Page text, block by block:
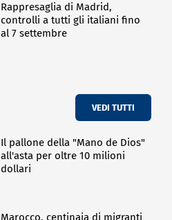
Rappresaglia di Madrid,
controlli a tutti gli italiani fino
al 7 settembre
VEDI TUTTI
Il pallone della "Mano de Dios"
all'asta per oltre 10 milioni
dollari
Marocco, centinaia di migranti